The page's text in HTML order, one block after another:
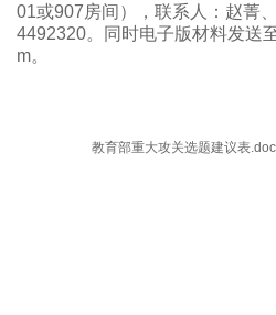
01或907房间），联系人：赵菁
4492320。同时电子版材料发送
m。
教育部重大攻关选题建议表.doc